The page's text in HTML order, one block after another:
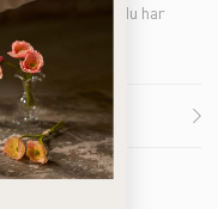
en vara som du har